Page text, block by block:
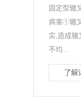
固定型辙
病害①辙
实,造成辙
不均...
了